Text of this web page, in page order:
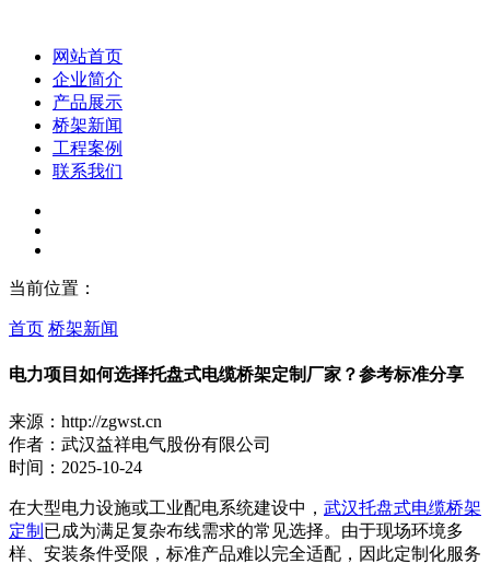
网站首页
企业简介
产品展示
桥架新闻
工程案例
联系我们
当前位置：
首页 桥架新闻
电力项目如何选择托盘式电缆桥架定制厂家？参考标准分享
来源：http://zgwst.cn
作者：武汉益祥电气股份有限公司
时间：2025-10-24
在大型电力设施或工业配电系统建设中， 武汉托盘式电缆桥架
定制 已成为满足复杂布线需求的常见选择。由于现场环境多
样、安装条件受限，标准产品难以完全适配，因此定制化服务